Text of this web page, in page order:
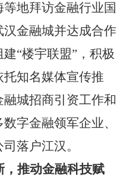
地拜访金融行业国
金融城并达成合作
建“楼宇联盟” ，积极
知名媒体宣传推
城招商引资工作和
数字金融领军企业、
落户江汉 。
， 推动金融科技赋